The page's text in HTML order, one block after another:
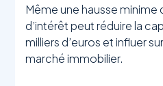
Même une hausse minime
d’intérêt peut réduire la
milliers d’euros et influer
marché immobilier.